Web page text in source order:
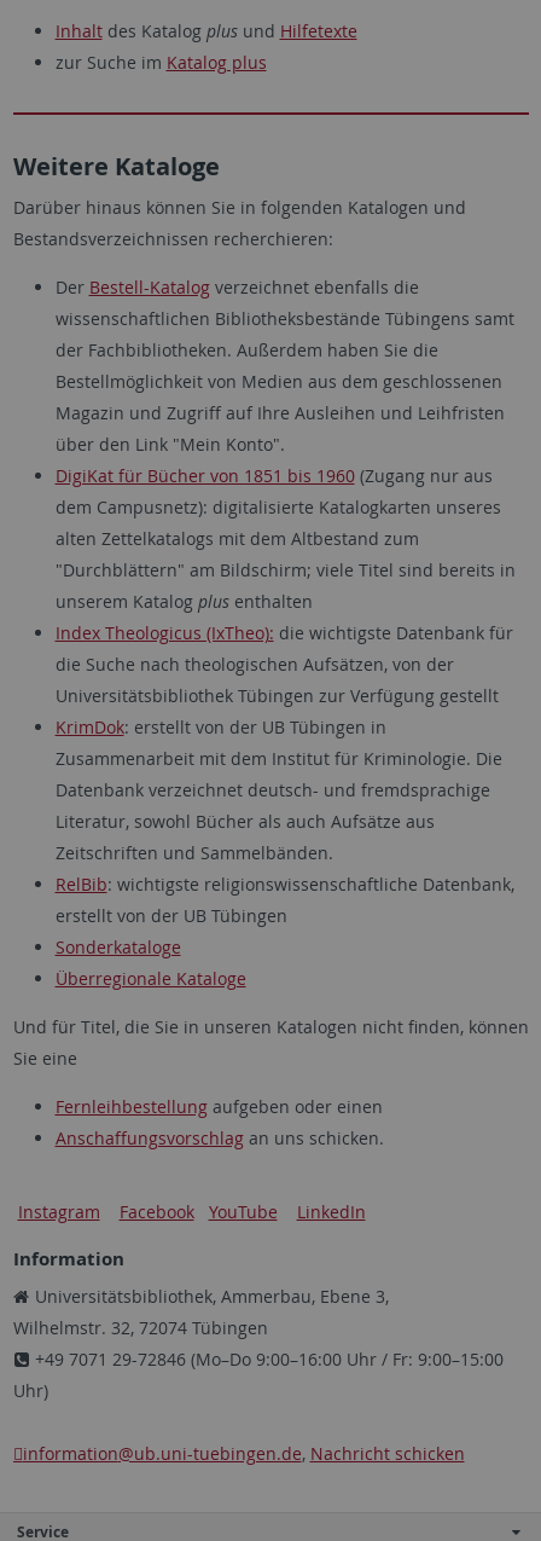
Inhaltdes Katalog plus und Hilfetexte
zur Suche im Katalog plus
Weitere Kataloge
Darüber hinaus können Sie in folgenden Katalogen und
Bestandsverzeichnissen recherchieren:
Der Bestell-Katalogverzeichnet ebenfalls die
wissenschaftlichen Bibliotheksbestände Tübingens samt
der Fachbibliotheken. Außerdem haben Sie die
Bestellmöglichkeit von Medien aus dem geschlossenen
Magazin und Zugriff auf Ihre Ausleihen und Leihfristen
über den Link "Mein Konto".
DigiKat für Bücher von 1851 bis 1960(Zugang nur aus
dem Campusnetz): digitalisierte Katalogkarten unseres
alten Zettelkatalogs mit dem Altbestand zum
"Durchblättern" am Bildschirm; viele Titel sind bereits in
unserem Katalog plusenthalten
Index Theologicus (IxTheo): die wichtigste Datenbank für
die Suche nach theologischen Aufsätzen, von der
Universitätsbibliothek Tübingen zur Verfügung gestellt
KrimDok: erstellt von der UB Tübingen in
Zusammenarbeit mit dem Institut für Kriminologie. Die
Datenbank verzeichnet deutsch- und fremdsprachige
Literatur, sowohl Bücher als auch Aufsätze aus
Zeitschriften und Sammelbänden.
RelBib: wichtigste religionswissenschaftliche Datenbank,
erstellt von der UB Tübingen
Sonderkataloge
Überregionale Kataloge
Und für Titel, die Sie in unseren Katalogen nicht finden, können
Sie eine
Fernleihbestellungaufgeben oder einen
Anschaffungsvorschlagan uns schicken.
Instagram Facebook YouTube LinkedIn
Information
Universitätsbibliothek, Ammerbau, Ebene 3,
Wilhelmstr. 32, 72074 Tübingen
+49 7071 29-72846 (Mo–Do 9:00–16:00 Uhr / Fr: 9:00–15:00
Uhr)
information@ub.uni-tuebingen.de, Nachricht schicken
Service